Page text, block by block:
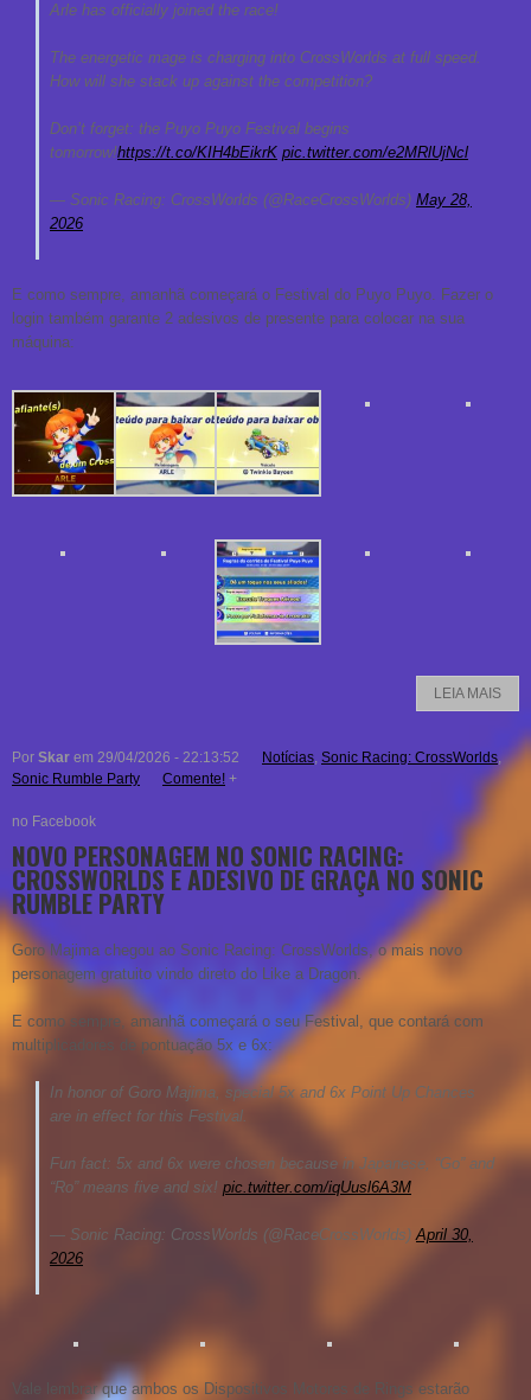
Arle has officially joined the race!
The energetic mage is charging into CrossWorlds at full speed.
How will she stack up against the competition?
Don’t forget: the Puyo Puyo Festival begins
tomorrow!https://t.co/KIH4bEikrK pic.twitter.com/e2MRlUjNcl
— Sonic Racing: CrossWorlds (@RaceCrossWorlds) May 28,
2026
E como sempre, amanhã começará o Festival do Puyo Puyo. Fazer o
login também garante 2 adesivos de presente para colocar na sua
máquina:
LEIA MAIS
Por Skar em 29/04/2026 - 22:13:52 Notícias, Sonic Racing: CrossWorlds,
Sonic Rumble Party
Comente! +
no Facebook
NOVO PERSONAGEM NO SONIC RACING:
CROSSWORLDS E ADESIVO DE GRAÇA NO SONIC
RUMBLE PARTY
Goro Majima chegou ao Sonic Racing: CrossWorlds, o mais novo
personagem gratuito vindo direto do Like a Dragon.
E como sempre, amanhã começará o seu Festival, que contará com
multiplicadores de pontuação 5x e 6x:
In honor of Goro Majima, special 5x and 6x Point Up Chances
are in effect for this Festival.
Fun fact: 5x and 6x were chosen because in Japanese, “Go” and
“Ro” means five and six! pic.twitter.com/iqUusl6A3M
— Sonic Racing: CrossWorlds (@RaceCrossWorlds)April 30,
2026
Vale lembrar que ambos os Dispositivos Motores de Rings estarão